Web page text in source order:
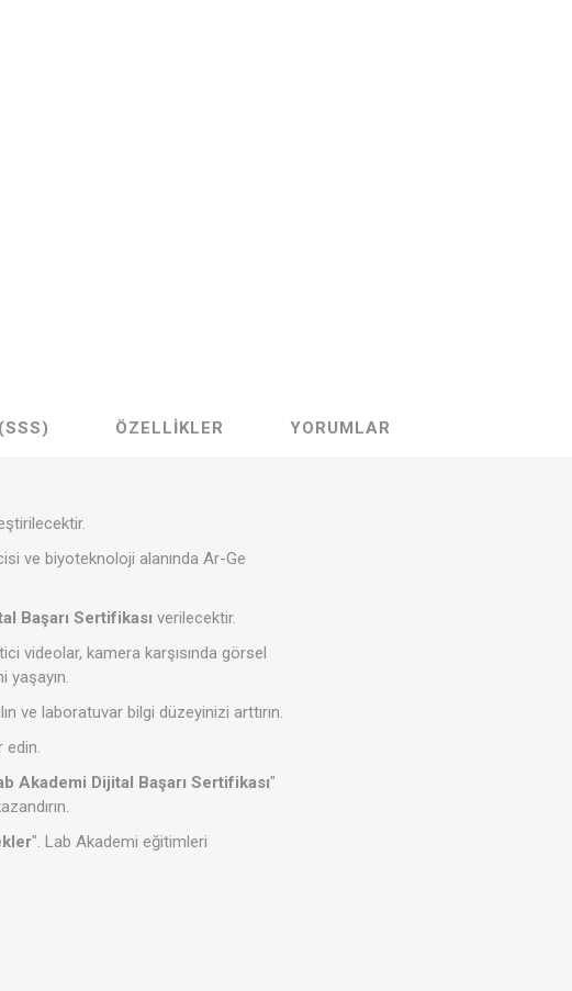
ÖZELLIKLER YORUMLAR
ve biyoteknoloji alanında Ar-Ge
Başarı Sertifikası verilecektir.
videolar, kamera karşısında görsel
yaşayın.
ve laboratuvar bilgi düzeyinizi arttırın.
edin.
Akademi Dijital Başarı Sertifikası"
". Lab Akademi eğitimleri